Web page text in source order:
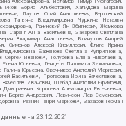
Борис Альбертович, Халидова Марина
Паутов Юрий Анатольевич, Верховский
Татьяна Владимировна, Чуркина Наталья
Рачинский Ян Збигневич, Жемкова
Саранг Анна Васильевна, Захарова Светлана
Владимир Анатольевич, Блинушов Андрей
Симонов Алексей Кириллович, Флиге Ирина
Баженова Светлана Куприяновна,
Иванович, Голубева Елена Николаевна,
Елена Юрьевна, Гендель Людмила Залмановна,
Юрьевна, Свечников Анатолий Мариевич,
Васильевич, Протасова Ирина Вячеславовна,
Иванович, Шабад Анатолий Ефимович,
Королева Александра Евгеньевна,
Борис Андреевич, Левинсон Лев Семенович,
Резник Генри Маркович, Захаров Герман
данные на 23.12.2021